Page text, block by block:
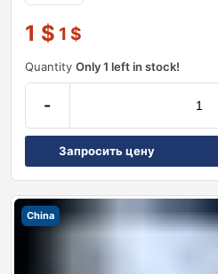
1 $ 1 $
Quantity Only 1 left in stock!
-
Запросить цену
China